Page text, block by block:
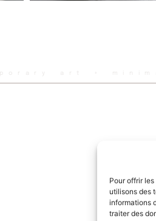
Pour offrir
utilisons des
informations
traiter des
art ◦